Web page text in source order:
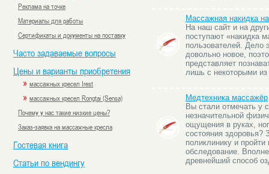
Реклама на точке
Материалы для работы
Сертификаты и документы на поставку
Часто задаваемые вопросы
Цены и варианты приобретения
» массажных кресел Irest
» массажных кресел Rongtai (Sensa)
Почему у нас такие низкие цены?
Заказ-заявка на массажные кресла
Гостевая книга
Статьи по вендингу
Массажная накидка
На наш сайт и на
поступают «накидка
пользователей. Дело
довольно новое,
представляет
лишь с некоторыми из
Медтехника массажёр
Вы стали отмечать у
незначительной
ощущения в руках,
состояния здоровья?
поликлинику и
обследование.
древнейший способ